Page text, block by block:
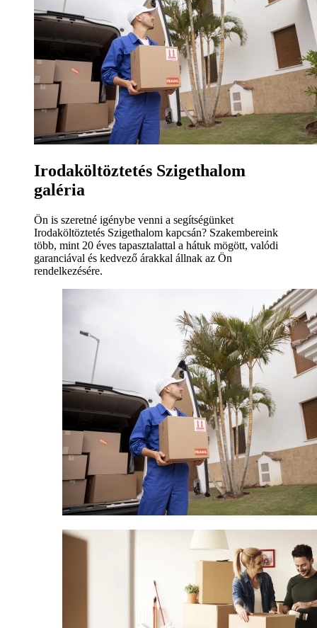
Irodaköltöztetés Szigethalom
galéria
Ön is szeretné igénybe venni a segítségünket
Irodaköltöztetés Szigethalom kapcsán? Szakembereink
több, mint 20 éves tapasztalattal a hátuk mögött, valódi
garanciával és kedvező árakkal állnak az Ön
rendelkezésére.